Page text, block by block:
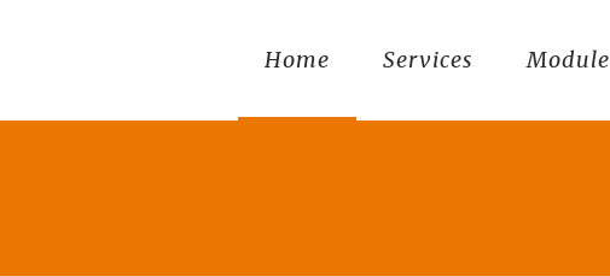
Home Services Module